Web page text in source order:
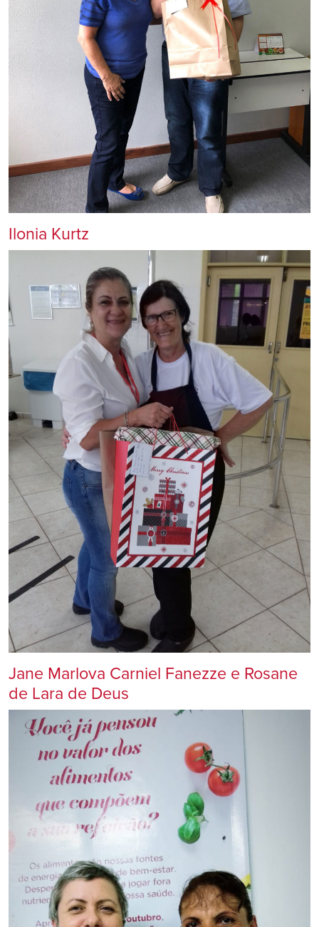
Ilonia Kurtz
Jane Marlova Carniel Fanezze e Rosane
de Lara de Deus